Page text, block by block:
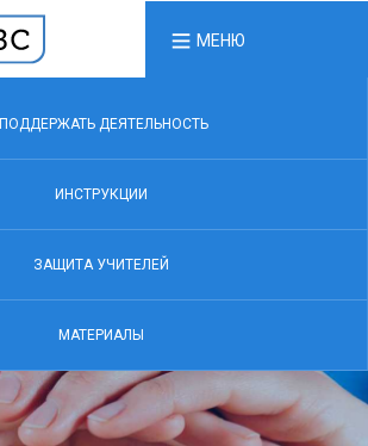
МЕНЮ
ПОДДЕРЖАТЬ ДЕЯТЕЛЬНОСТЬ
ИНСТРУКЦИИ
ЗАЩИТА УЧИТЕЛЕЙ
МАТЕРИАЛЫ